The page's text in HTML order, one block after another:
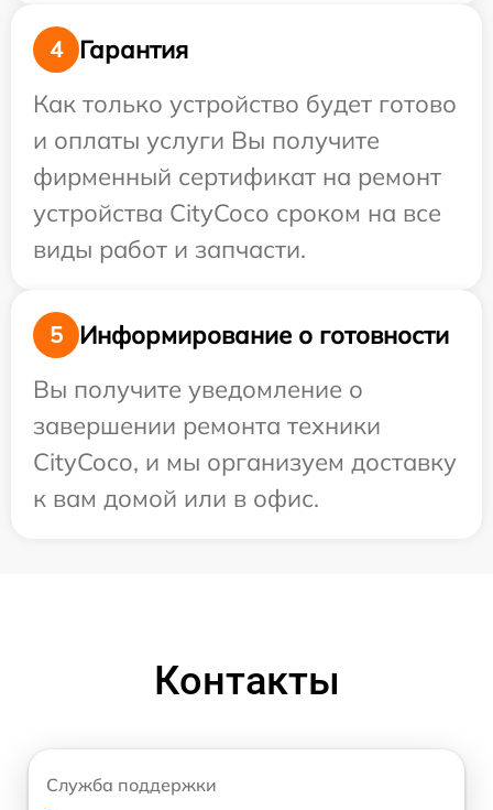
4
Гарантия
Как только устройство будет готово
и оплаты услуги Вы получите
фирменный сертификат на ремонт
устройства CityCoco сроком на все
виды работ и запчасти.
5
Информирование о готовности
Вы получите уведомление о
завершении ремонта техники
CityCoco, и мы организуем доставку
к вам домой или в офис.
Контакты
Служба поддержки